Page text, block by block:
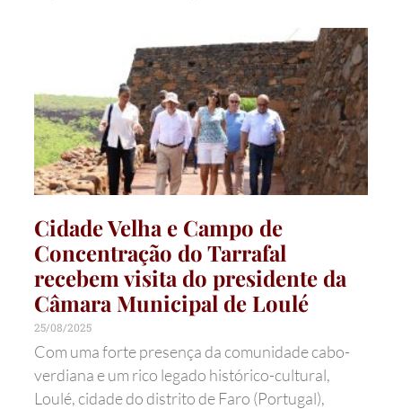
Cidade Velha e Campo de
Concentração do Tarrafal
recebem visita do presidente da
Câmara Municipal de Loulé
25/08/2025
Com uma forte presença da comunidade cabo-
verdiana e um rico legado histórico-cultural,
Loulé, cidade do distrito de Faro (Portugal),